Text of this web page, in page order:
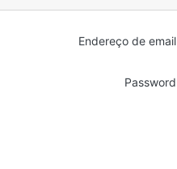
Endereço de email
Password